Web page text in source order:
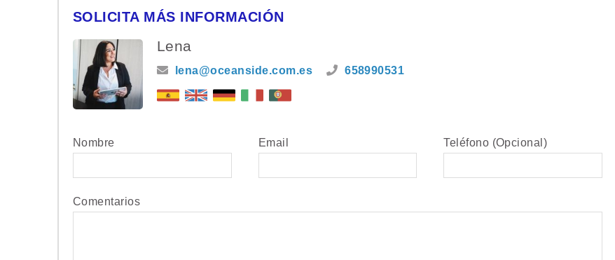
SOLICITA MÁS INFORMACIÓN
Lena
lena@oceanside.com.es 658990531
Nombre Email Teléfono (Opcional)
Comentarios